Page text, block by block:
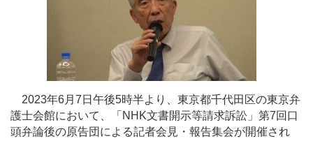
2023年6月7日午後5時半より、東京都千代田区の東京弁
護士会館において、「NHK文書開示等請求訴訟」第7回口
頭弁論後の原告団による記者会見・報告集会が開催され